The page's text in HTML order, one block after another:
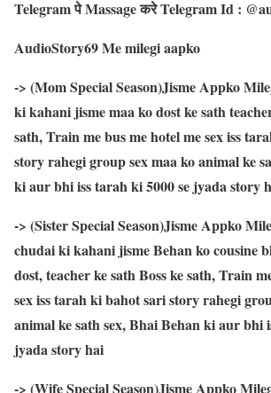
Telegram पे Massage करे Telegram Id :
AudioStory69 Me milegi aapko
-> (Mom Special Season)Jisme Appko
ki kahani jisme maa ko dost ke sath
sath, Train me bus me hotel me sex iss
story rahegi group sex maa ko animal ke
ki aur bhi iss tarah ki 5000 se jyada story
-> (Sister Special Season)Jisme Appko
chudai ki kahani jisme Behan ko cousine
dost, teacher ke sath Boss ke sath, Train
sex iss tarah ki bahot sari story rahegi
animal ke sath sex, Bhai Behan ki aur bhi
jyada story hai
-> (Wife Special Season)Jisme Appko